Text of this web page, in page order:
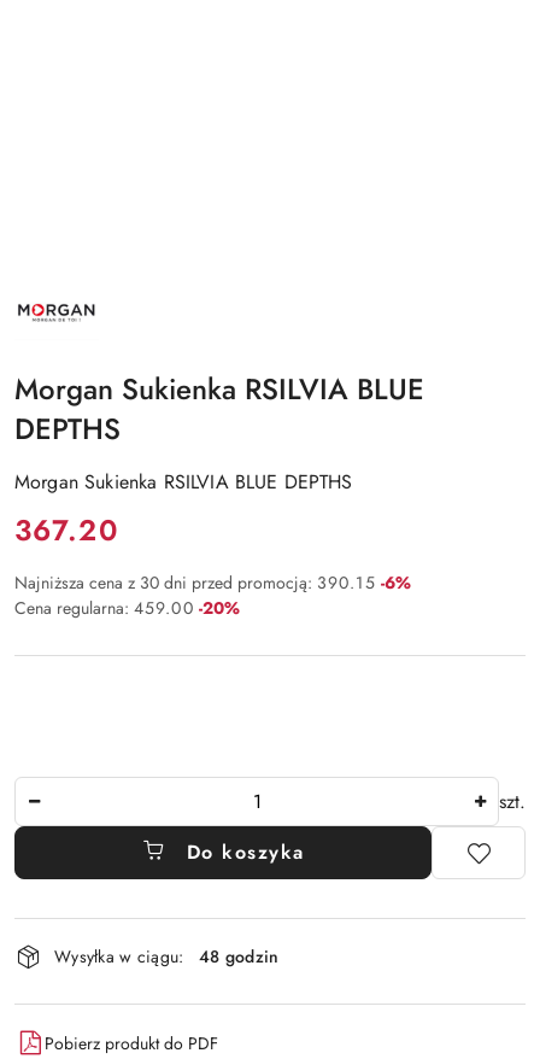
PRODUCENTA:
MORGAN
Morgan Sukienka RSILVIA BLUE
DEPTHS
Morgan Sukienka RSILVIA BLUE DEPTHS
Cena:
367.20
Najniższa cena z 30 dni przed promocją: 390.15 Rabat:
-6%
Cena regularna: 459.00 Rabat:
-20%
szt.
Do koszyka
Dostępność
i
dostawa
Wysyłka w ciągu: 48 godzin
Pobierz produkt do PDF